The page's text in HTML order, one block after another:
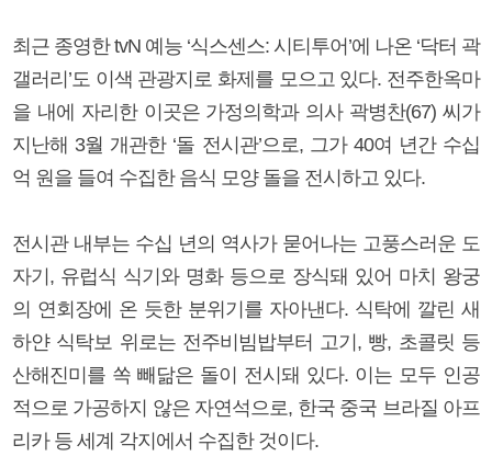
최근 종영한 tvN 예능 ‘식스센스: 시티투어’에 나온 ‘닥터 곽
갤러리’도 이색 관광지로 화제를 모으고 있다. 전주한옥마
을 내에 자리한 이곳은 가정의학과 의사 곽병찬(67) 씨가
지난해 3월 개관한 ‘돌 전시관’으로, 그가 40여 년간 수십
억 원을 들여 수집한 음식 모양 돌을 전시하고 있다.
전시관 내부는 수십 년의 역사가 묻어나는 고풍스러운 도
자기, 유럽식 식기와 명화 등으로 장식돼 있어 마치 왕궁
의 연회장에 온 듯한 분위기를 자아낸다. 식탁에 깔린 새
하얀 식탁보 위로는 전주비빔밥부터 고기, 빵, 초콜릿 등
산해진미를 쏙 빼닮은 돌이 전시돼 있다. 이는 모두 인공
적으로 가공하지 않은 자연석으로, 한국 중국 브라질 아프
리카 등 세계 각지에서 수집한 것이다.